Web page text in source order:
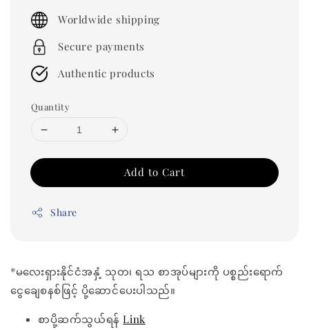
price
Worldwide shipping
Secure payments
Authentic products
Quantity
Add to Cart
Share
*မလေးရှားနိုင်ငံအနှံ့ သုတ၊ ရသ စာအုပ်များကို ပစ္စည်းရောက်
ငွေချေစနစ်ဖြင့် ပို့ဆောင်ပေးပါသည်။
စာပို့ဆက်သွယ်ရန်Link